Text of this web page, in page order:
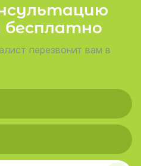
бесплатно
перезвонит вам в